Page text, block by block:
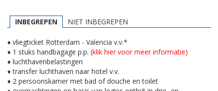
INBEGREPEN NIET INBEGREPEN
♦ vliegticket Rotterdam - Valencia v.v.*
♦ 1 stuks handbagage p.p. (klik hier voor meer informatie)
♦ luchthavenbelastingen
♦ transfer luchthaven naar hotel v.v.
♦ 2 persoonskamer met bad of douche en toilet